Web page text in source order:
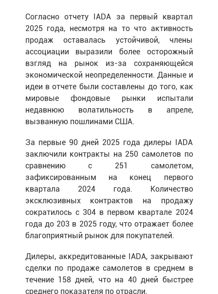
Согласно отчету IADA за первый квартал
2025 года, несмотря на то что активность
продаж оставалась устойчивой, члены
ассоциации выразили более осторожный
взгляд на рынок из-за сохраняющейся
экономической неопределенности. Данные и
идеи в отчете были составлены до того, как
мировые фондовые рынки испытали
недавнюю волатильность в апреле,
вызванную пошлинами США.
За первые 90 дней 2025 года дилеры IADA
заключили контракты на 250 самолетов по
сравнению с 251 самолетом,
зафиксированным на конец первого
квартала 2024 года. Количество
эксклюзивных контрактов на продажу
сократилось с 304 в первом квартале 2024
года до 203 в 2025 году, что отражает более
благоприятный рынок для покупателей.
Дилеры, аккредитованные IADA, закрывают
сделки по продаже самолетов в среднем в
течение 158 дней, что на 40 дней быстрее
среднего показателя по отрасли.